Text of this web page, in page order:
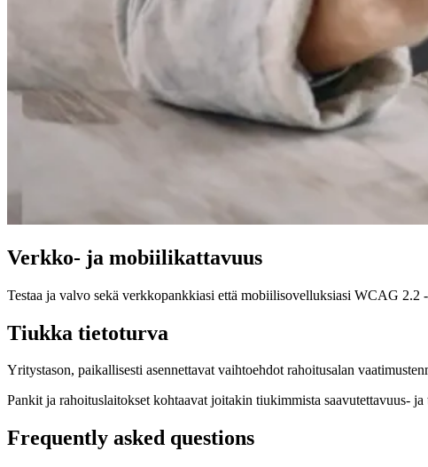
Verkko- ja mobiilikattavuus
Testaa ja valvo sekä verkkopankkiasi että mobiilisovelluksiasi WCAG 2.2
Tiukka tietoturva
Yritystason, paikallisesti asennettavat vaihtoehdot rahoitusalan
Pankit ja rahoituslaitokset kohtaavat joitakin tiukimmista saavutettavuus-
Frequently asked questions